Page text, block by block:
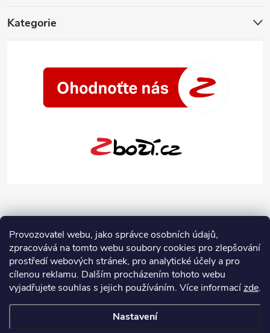
Provozovatel webu, jako správce osobních údajů,
zpracovává na tomto webu soubory cookies pro zlepšování
prostředí webových stránek, pro analytické účely a pro
cílenou reklamu. Dalším procházením tohoto webu
vyjadřujete souhlas s jejich používáním. Více informacízde.
Nastavení
Kategorie